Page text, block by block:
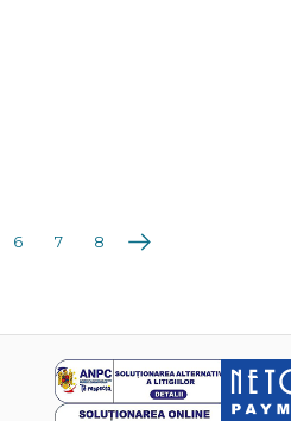
6 7 8 Următoarea